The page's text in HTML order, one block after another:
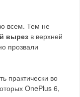
всем. Тем не
вырез в верхней
прозвали
практически во
OnePlus 6,